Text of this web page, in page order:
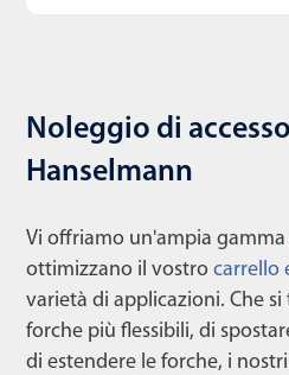
Noleggio di
Hanselmann
Vi offriamo un'ampia gamma
ottimizzano il vostro carrello
varietà di applicazioni. Che
forche più flessibili, di
di estendere le forche, i